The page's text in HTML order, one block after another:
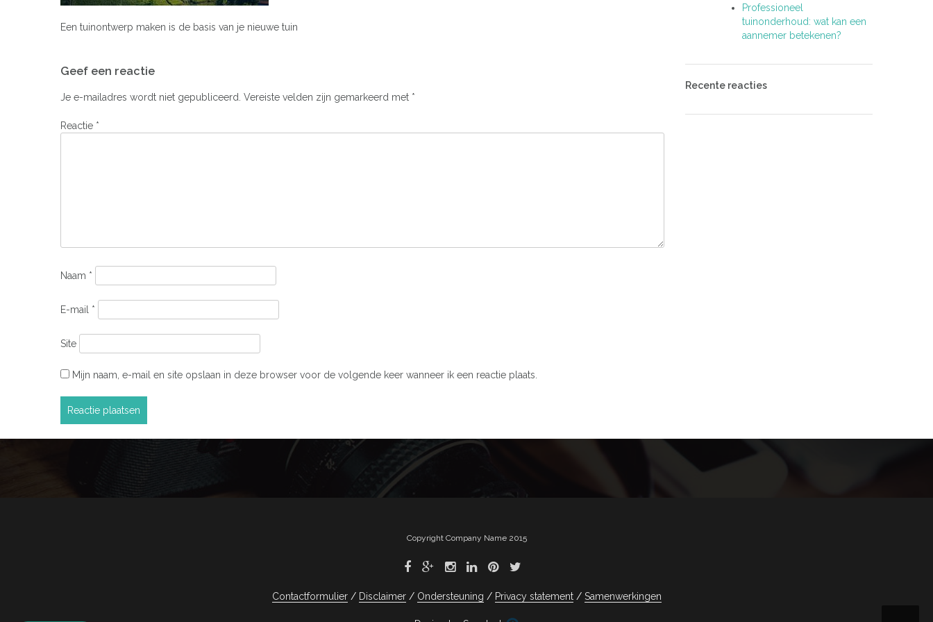
Een tuinontwerp maken is de basis van je nieuwe tuin
navigatie
Geef een reactie
Je e-mailadres wordt niet gepubliceerd. Vereiste velden zijn gemarkeerd met *
Reactie *
Naam *
E-mail *
Site
Mijn naam, e-mail en site opslaan in deze browser voor de volgende keer wanneer ik een reactie plaats.
Professioneel
tuinonderhoud: wat kan een
aannemer betekenen?
Recente reacties
Copyright Company Name 2015
Contactformulier Disclaimer Ondersteuning Privacy statement Samenwerkingen